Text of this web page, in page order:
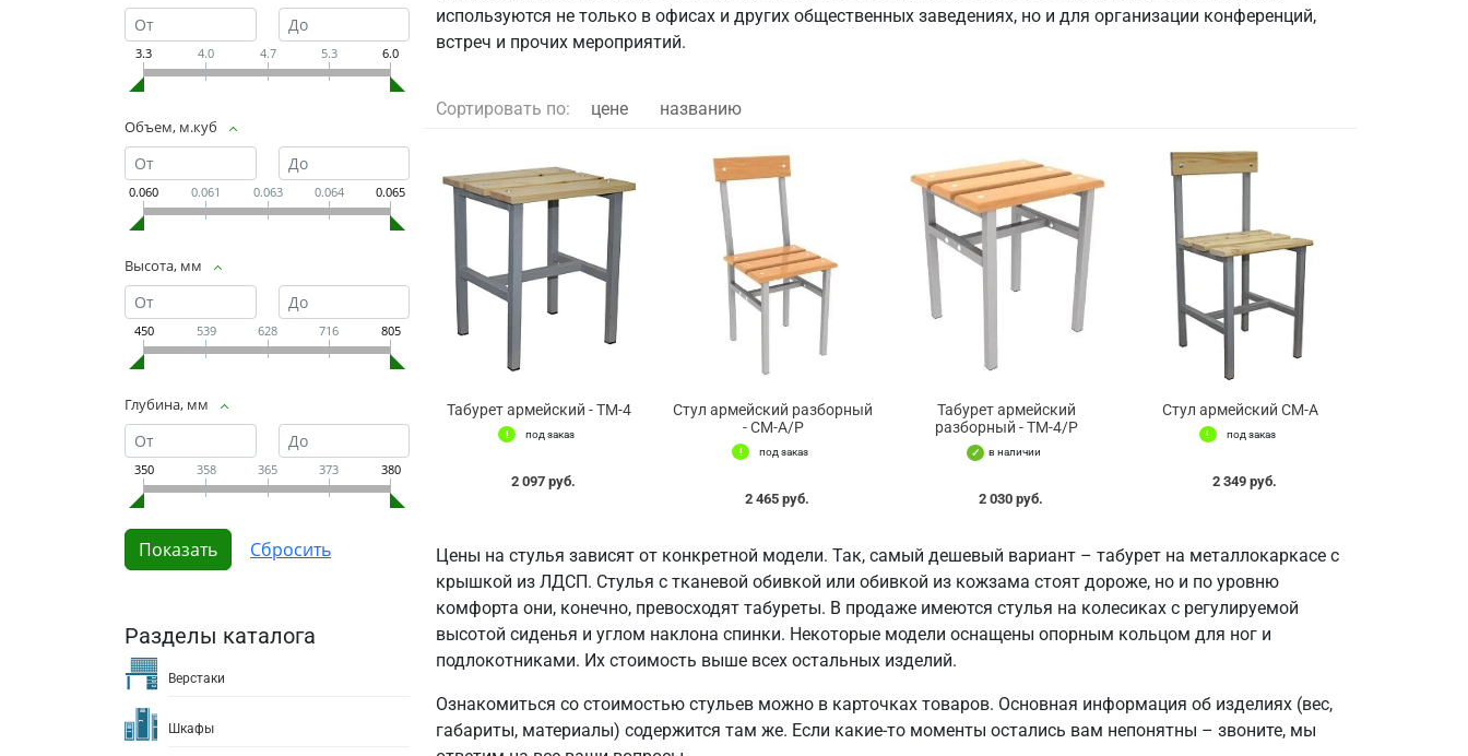
3.3 4.0 4.7 5.3 6.0
Объем, м.куб
0.060 0.061 0.063 0.064 0.065
Высота, мм
450 539 628 716 805
Глубина, мм
350 358 365 373 380
Разделы каталога
Верстаки
Шкафы
используются не только в офисах и других общественных заведениях, но и для организации конференций,
встреч и прочих мероприятий.
Сортировать по: цене названию
Табурет армейский - ТМ-4
под заказ
2 097 руб.
Стул армейский разборный
- СМ-А/Р
под заказ
2 465 руб.
Табурет армейский
разборный - ТМ-4/Р
в наличии
2 030 руб.
Стул армейский СМ-А
под заказ
2 349 руб.
Цены на стулья зависят от конкретной модели. Так, самый дешевый вариант – табурет на металлокаркасе с
крышкой из ЛДСП. Стулья с тканевой обивкой или обивкой из кожзама стоят дороже, но и по уровню
комфорта они, конечно, превосходят табуреты. В продаже имеются стулья на колесиках с регулируемой
высотой сиденья и углом наклона спинки. Некоторые модели оснащены опорным кольцом для ног и
подлокотниками. Их стоимость выше всех остальных изделий.
Ознакомиться со стоимостью стульев можно в карточках товаров. Основная информация об изделиях (вес,
габариты, материалы) содержится там же. Если какие-то моменты остались вам непонятны – звоните, мы